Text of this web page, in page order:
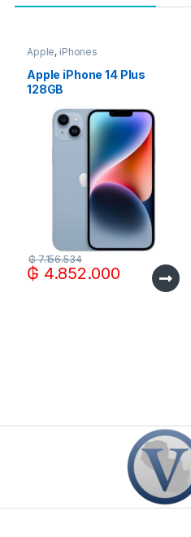
Apple, iPhones
Apple iPhone 14 Plus
128GB
₲ 4.852.000
₲7.156.534